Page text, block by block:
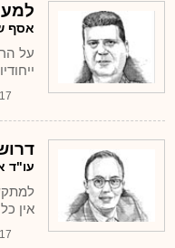
אסף
על
עו"ד
אין